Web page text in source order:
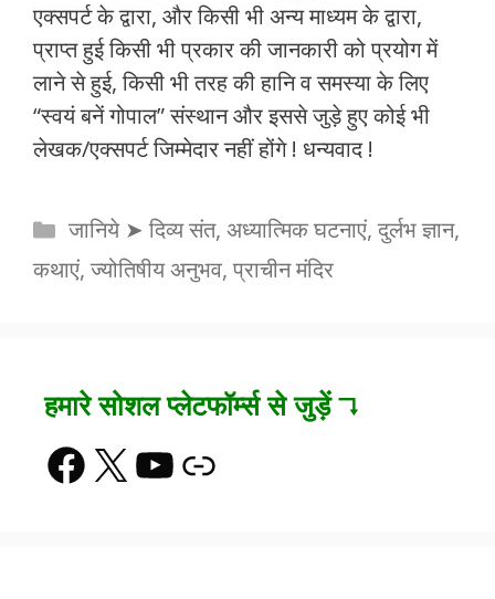
एक्सपर्ट के द्वारा, और किसी भी अन्य माध्यम के द्वारा,
प्राप्त हुई किसी भी प्रकार की जानकारी को प्रयोग में
लाने से हुई, किसी भी तरह की हानि व समस्या के लिए
“स्वयं बनें गोपाल” संस्थान और इससे जुड़े हुए कोई भी
लेखक/एक्सपर्ट जिम्मेदार नहीं होंगे ! धन्यवाद !
Categories
जानिये ➤ दिव्य संत, अध्यात्मिक घटनाएं, दुर्लभ ज्ञान,
कथाएं, ज्योतिषीय अनुभव, प्राचीन मंदिर
हमारे सोशल प्लेटफॉर्म्स से जुड़ें ↴
Facebook
X YouTube
Link